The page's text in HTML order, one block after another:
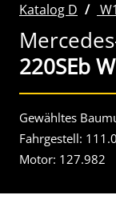
Katalog D
220SEb
Gewähltes
Fahrgestell:
Motor: 127.982